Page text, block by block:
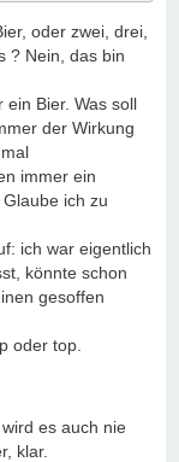
oder zwei, drei,
? Nein, das bin
Bier. Was soll
der Wirkung
immer ein
ich zu
ich war eigentlich
könnte schon
gesoffen
oder top.
es auch nie
klar.